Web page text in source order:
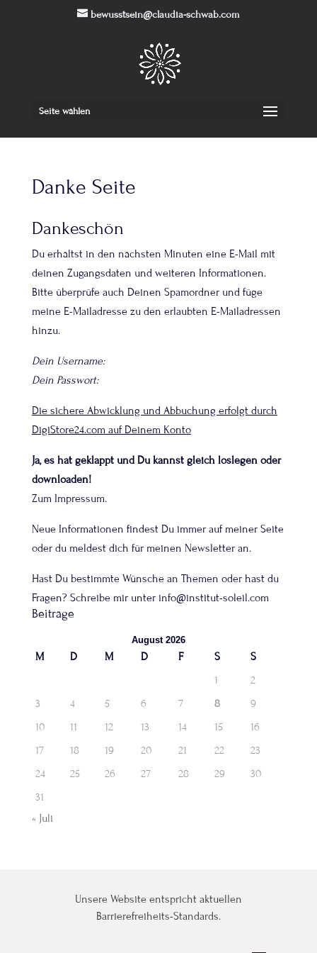
bewusstsein@claudia-schwab.com
Seite wählen
Danke Seite
Dankeschön
Du erhältst in den nächsten Minuten eine E-Mail mit
deinen Zugangsdaten und weiteren Informationen.
Bitte überprüfe auch Deinen Spamordner und füge
meine E-Mailadresse zu den erlaubten E-Mailadressen
hinzu.
Dein Username:
Dein Passwort:
Die sichere Abwicklung und Abbuchung erfolgt durch
DigiStore24.com auf Deinem Konto
Ja, es hat geklappt und Du kannst gleich loslegen oder
downloaden!
Zum Impressum.
Neue Informationen findest Du immer auf meiner Seite
oder du meldest dich für meinen Newsletter an.
Hast Du bestimmte Wünsche an Themen oder hast du
Fragen? Schreibe mir unter info@institut-soleil.com
Beiträge
August 2026
M D M D F S
S
1
2
3
4 5 6 7 8
9
10
11 12 13 14 15
16
17
18 19 20 21 22
23
24
25 26 27 28 29
30
31
« Juli
Unsere Website entspricht aktuellen
Barrierefreiheits-Standards.